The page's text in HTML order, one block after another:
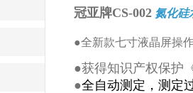
冠亚牌CS-002 氮化硅
●全新款七寸液晶屏操
●获得知识产权保护
●全自动测定，测定